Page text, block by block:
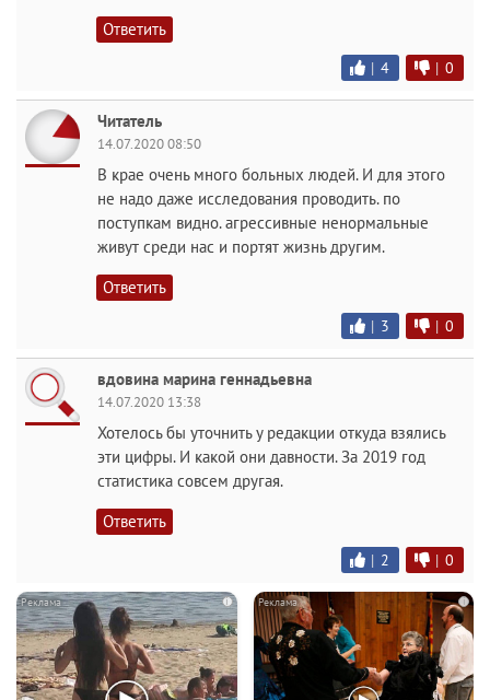
Ответить
| 4 | 0
Читатель
14.07.2020 08:50
В крае очень много больных людей. И для этого
не надо даже исследования проводить. по
поступкам видно. агрессивные ненормальные
живут среди нас и портят жизнь другим.
Ответить
| 3 | 0
вдовина марина геннадьевна
14.07.2020 13:38
Хотелось бы уточнить у редакции откуда взялись
эти цифры. И какой они давности. За 2019 год
статистика совсем другая.
Ответить
| 2 | 0
i i